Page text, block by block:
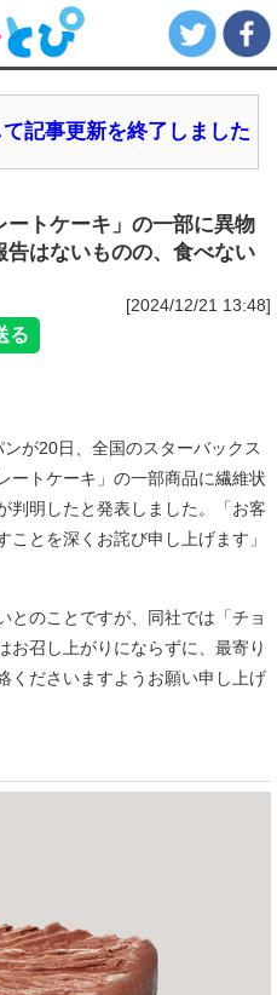
記事更新を終了しました
トケーキ」の一部に異物
はないものの、食べない
[2024/12/21 13:48]
が20日、全国のスターバックス
ートケーキ」の一部商品に繊維状
判明したと発表しました。「お客
とを深くお詫び申し上げます」
のことですが、同社では「チョ
お召し上がりにならずに、最寄り
くださいますようお願い申し上げ